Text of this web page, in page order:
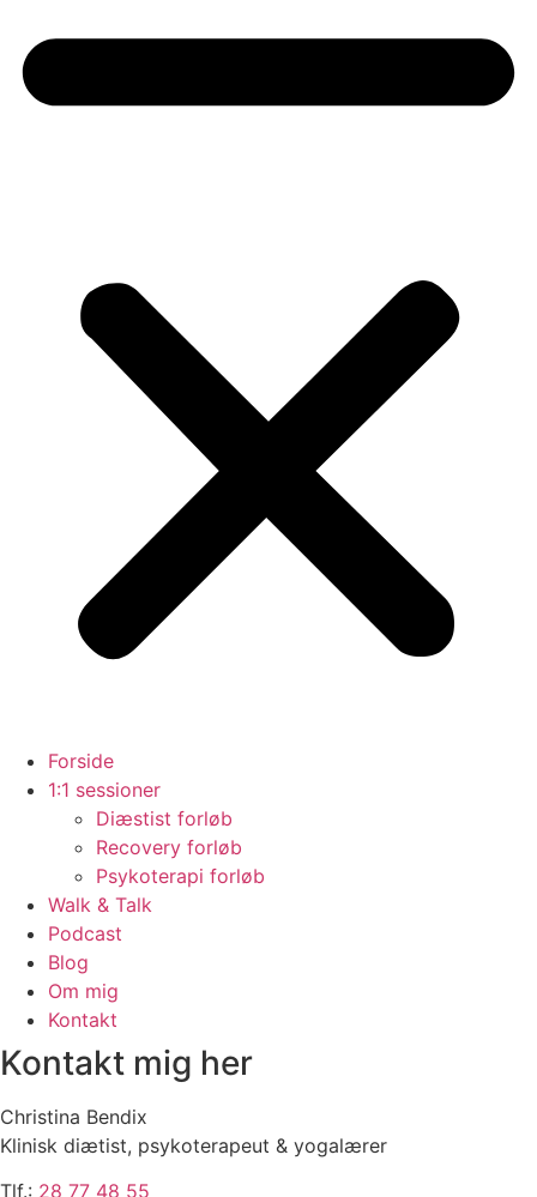
Forside
1:1 sessioner
Diæstist forløb
Recovery forløb
Psykoterapi forløb
Walk & Talk
Podcast
Blog
Om mig
Kontakt
Kontakt mig her
Christina Bendix
Klinisk diætist, psykoterapeut & yogalærer
Tlf.: 28 77 48 55